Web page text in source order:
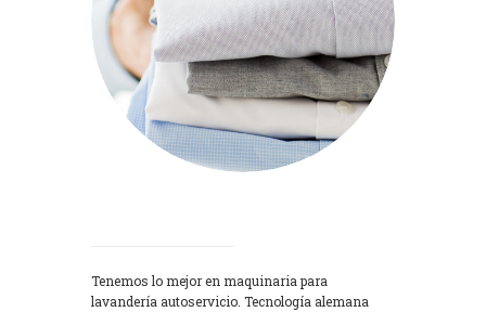
Tenemos lo mejor en maquinaria para
lavandería autoservicio. Tecnología alemana